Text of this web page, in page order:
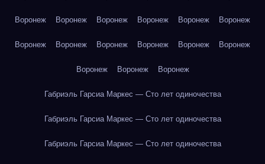
Воронеж Воронеж Воронеж Воронеж Воронеж Воронеж
Воронеж Воронеж Воронеж Воронеж Воронеж Воронеж
Воронеж Воронеж Воронеж
Габриэль Гарсиа Маркес — Сто лет одиночества
Габриэль Гарсиа Маркес — Сто лет одиночества
Габриэль Гарсиа Маркес — Сто лет одиночества